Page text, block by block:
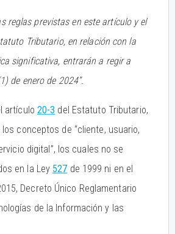
reglas previstas en este artículo y el
Tributario, en relación con la
significativa, entrarán a regir a
de enero de 2024”.
artículo 20-3 del Estatuto Tributario,
conceptos de “cliente, usuario,
digital”, los cuales no se
en la Ley 527 de 1999 ni en el
Decreto Único Reglamentario
de la Información y las